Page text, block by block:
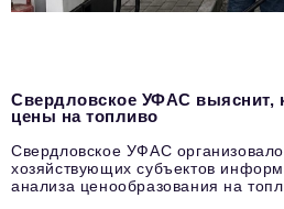
Свердловское УФАС выяснит,
цены на топливо
Свердловское УФАС
хозяйствующих субъектов
анализа ценообразования на